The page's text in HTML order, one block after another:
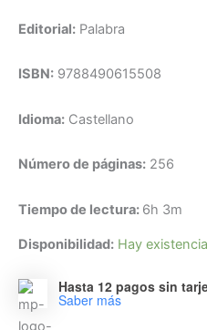
Editorial: Palabra
ISBN: 9788490615508
Idioma: Castellano
Número de páginas: 256
Tiempo de lectura: 6h 3m
Disponibilidad: Hay
Hasta 12 pagos sin
Saber más